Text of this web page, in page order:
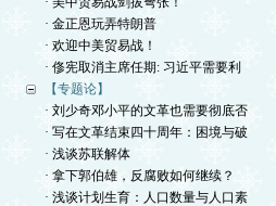
· 金正恩玩弄特朗普
· 欢迎中美贸易战！
· 俢宪取消主席任期: 习近平需要利
【专题论】
· 刘少奇邓小平的文革也需要彻底否
· 写在文革结束四十周年：困境与破
· 浅谈苏联解体
· 拿下郭伯雄，反腐败如何继续？
· 浅谈计划生育：人口数量与人口素